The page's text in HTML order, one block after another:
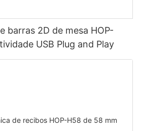
barras 2D de mesa HOP-
USB Plug and Play